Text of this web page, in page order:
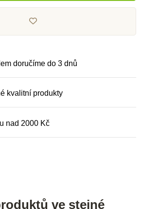
doručíme do 3 dnů
kvalitní produkty
nad 2000 Kč
ve stejné